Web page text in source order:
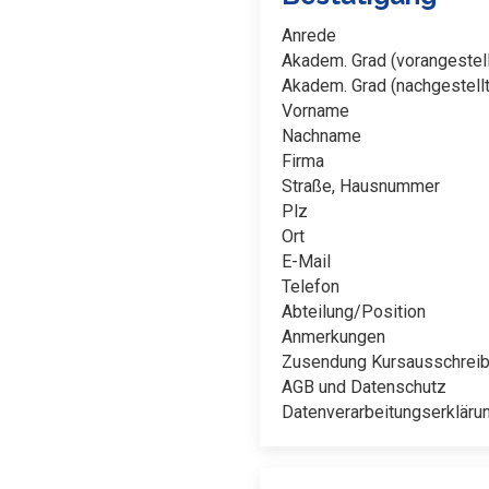
Anrede
Akadem. Grad
Akadem. Grad
Vorname
Nachname
Firma
Straße, Hausnummer
Plz
Ort
E-Mail
Telefon
Abteilung/Position
Anmerkungen
Zusendung
AGB und Datenschutz